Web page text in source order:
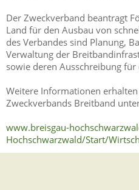
Der Zweckverband beantragt
Land für den Ausbau von
des Verbandes sind Planung,
Verwaltung der
sowie deren Ausschreibung für
Weitere Informationen
Zweckverbands Breitband
www.breisgau-
Hochschwarzwald/Start/